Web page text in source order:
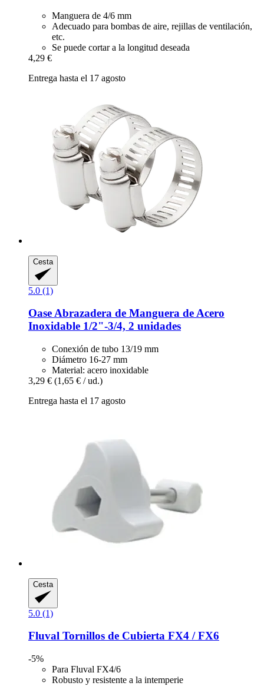
Manguera de 4/6 mm
Adecuado para bombas de aire, rejillas de ventilación,
etc.
Se puede cortar a la longitud deseada
4,29 €
Entrega hasta el 17 agosto
Cesta
5.0 (1)
OaseAbrazadera de Manguera de Acero
Inoxidable 1/2"-​3/4, 2 unidades
Conexión de tubo 13/19 mm
Diámetro 16-27 mm
Material: acero inoxidable
3,29 € (1,65 € / ud.)
Entrega hasta el 17 agosto
Cesta
5.0 (1)
Fluval Tornillos de Cubierta FX4 / FX6
-5%
Para Fluval FX4/6
Robusto y resistente a la intemperie